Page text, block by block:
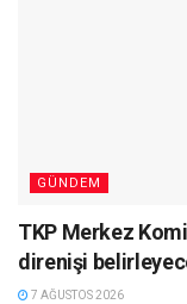
GÜNDEM
TKP Merkez
direnişi
7 AĞUSTOS 2026